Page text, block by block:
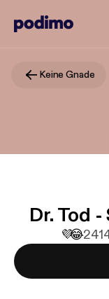
Keine Gnade
Dr. Tod
💜😂241